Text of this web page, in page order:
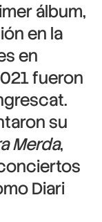
álbum,
en la
en
fueron
su
Merda,
Diari